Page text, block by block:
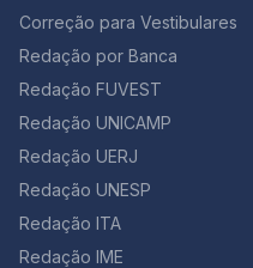
Correção para Vestibulares
Redação por Banca
Redação FUVEST
Redação UNICAMP
Redação UERJ
Redação UNESP
Redação ITA
Redação IME